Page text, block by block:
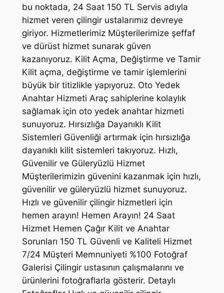
bu noktada, 24 Saat 150 TL Servis adıyla
hizmet veren çilingir ustalarımız devreye
giriyor. Hizmetlerimiz Müşterilerimize şeffaf
ve dürüst hizmet sunarak güven
kazanıyoruz. Kilit Açma, Değiştirme ve Tamir
Kilit açma, değiştirme ve tamir işlemlerini
büyük bir titizlikle yapıyoruz. Oto Yedek
Anahtar Hizmeti Araç sahiplerine kolaylık
sağlamak için oto yedek anahtar hizmeti
sunuyoruz. Hırsızlığa Dayanıklı Kilit
Sistemleri Güvenliği artırmak için hırsızlığa
dayanıklı kilit sistemleri takıyoruz. Hızlı,
Güvenilir ve Güleryüzlü Hizmet
Müşterilerimizin güvenini kazanmak için hızlı,
güvenilir ve güleryüzlü hizmet sunuyoruz.
Hızlı ve güvenilir çilingir hizmetleri için
hemen arayın! Hemen Arayın! 24 Saat
Hizmet Hemen Çağır Kilit ve Anahtar
Sorunları 150 TL Güvenli ve Kaliteli Hizmet
7/24 Müşteri Memnuniyeti %100 Fotoğraf
Galerisi Çilingir ustasının çalışmalarını ve
ürünlerini fotoğraflarla gösterir. Detaylı